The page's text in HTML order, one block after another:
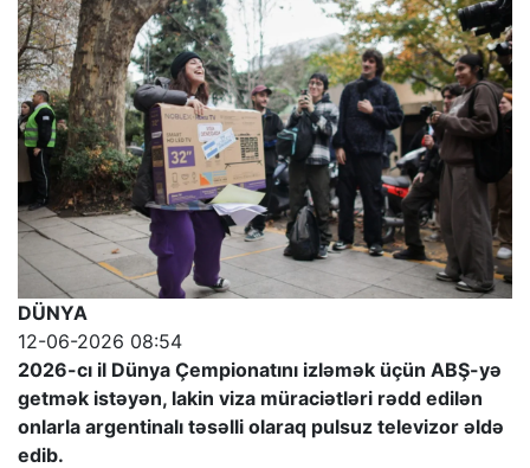
DÜNYA
12-06-2026 08:54
2026-cı il Dünya Çempionatını izləmək üçün ABŞ-yə
getmək istəyən, lakin viza müraciətləri rədd edilən
onlarla argentinalı təsəlli olaraq pulsuz televizor əldə
edib.